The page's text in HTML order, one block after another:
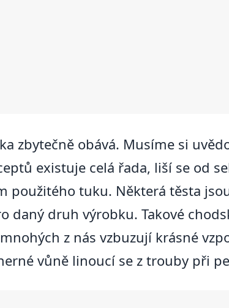
zbytečně obává. Musíme si
existuje celá řada, liší se od
použitého tuku. Některá těsta
daný druh výrobku. Takové
z nás vzbuzují krásné
vůně linoucí se z trouby při